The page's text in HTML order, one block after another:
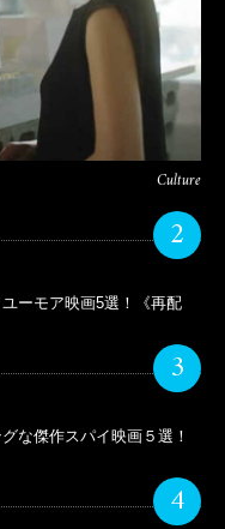
Culture
2
ーモア映画5選！《再配
3
な傑作スパイ映画５選！
4